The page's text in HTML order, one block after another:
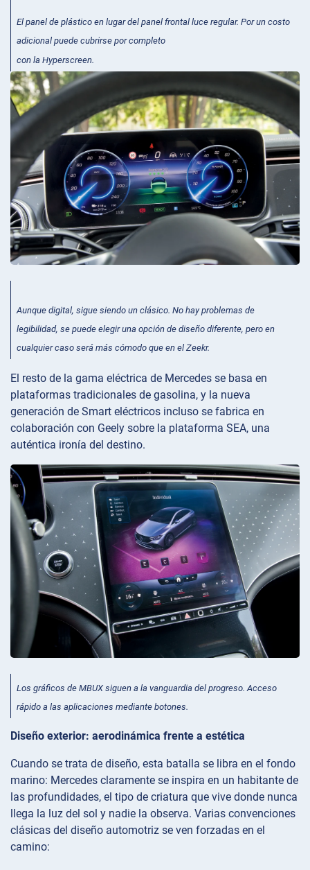
El panel de plástico en lugar del panel frontal luce regular. Por un costo
adicional puede cubrirse por completo
con la Hyperscreen.
Aunque digital, sigue siendo un clásico. No hay problemas de
legibilidad, se puede elegir una opción de diseño diferente, pero en
cualquier caso será más cómodo que en el Zeekr.
El resto de la gama eléctrica de Mercedes se basa en
plataformas tradicionales de gasolina, y la nueva
generación de Smart eléctricos incluso se fabrica en
colaboración con Geely sobre la plataforma SEA, una
auténtica ironía del destino.
Los gráficos de MBUX siguen a la vanguardia del progreso. Acceso
rápido a las aplicaciones mediante botones.
Diseño exterior: aerodinámica frente a estética
Cuando se trata de diseño, esta batalla se libra en el fondo
marino: Mercedes claramente se inspira en un habitante de
las profundidades, el tipo de criatura que vive donde nunca
llega la luz del sol y nadie la observa. Varias convenciones
clásicas del diseño automotriz se ven forzadas en el
camino: